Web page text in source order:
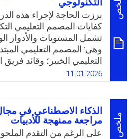
والأدوات الرقمية. وبناء
الدراسة في التساؤل
تطوير السياسة التعليمية
متطلبات الذكاء الاصطناعي؟
WhatsApp
ملخص
برزت الحاجة لإجراء هذه
كفايات المصمم التعليمي
تشمل المستويات والأدوار
وهي: المصمم التعليمي
التعليمي الخبير؛ وقائد فريق
ومدير مشروع التصميم
إليها المنظمات المهنية
مع أخذ رأي الخبراء في
الاعتبار.
وعليه تبلورت مشكلة
التالي: ما الكفايات المهنية
11-01-2026
ملخص
الذكاء الاصطناعي في
مراجعة ممنهجة للأدبيات
على الرغم من التقدم